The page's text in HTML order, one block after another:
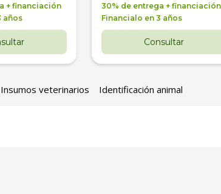
+ financiación
años
30% de entrega + financiación
Financialo en 3 años
Consultar
Insumos veterinarios Identificación animal